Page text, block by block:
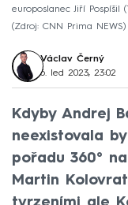
europoslanec Jiří Pospíšil
Zdroj: CNN Prima NEWS
Václav Černý
6. led 2023, 23:02
Kdyby Andrej
neexistovala
pořadu 360°
Martin